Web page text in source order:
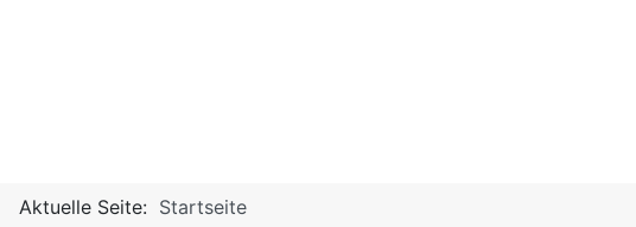
Aktuelle Seite: Startseite